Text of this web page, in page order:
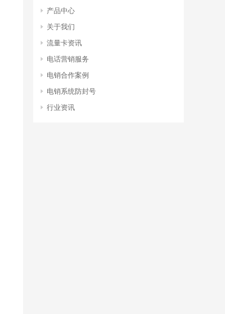
产品中心
关于我们
流量卡资讯
电话营销服务
电销合作案例
电销系统防封号
行业资讯